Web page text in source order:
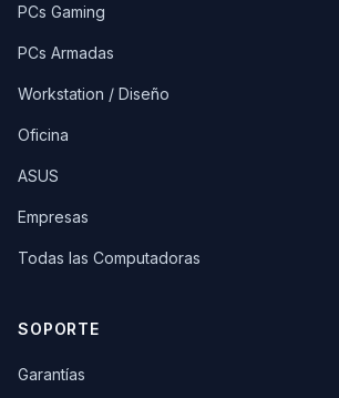
PCs Gaming
PCs Armadas
Workstation / Diseño
Oficina
ASUS
Empresas
Todas las Computadoras
SOPORTE
Garantías